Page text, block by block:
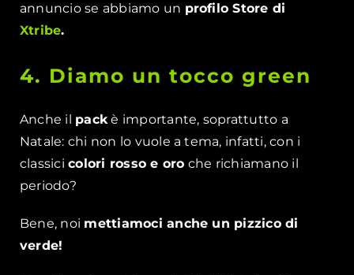
annuncio se abbiamo un profilo Store di
Xtribe.
4. Diamo un tocco green
Anche il packè importante, soprattutto a
Natale: chi non lo vuole a tema, infatti, con i
classicicolori rosso e oro che richiamano il
periodo?
Bene, noi mettiamoci anche un pizzico di
verde!